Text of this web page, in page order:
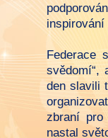
inspirování
Federace
svědomí“,
den slavili
zbraní pro
nastal